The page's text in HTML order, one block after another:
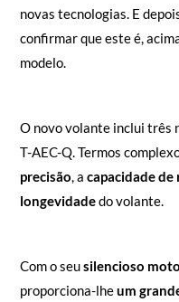
novas tecnologias. E
confirmar que este é,
modelo.
O novo volante inclui três
T-AEC-Q. Termos
precisão, a capacidade de
longevidadedo volante.
Com o seusilencioso
proporciona-lheum